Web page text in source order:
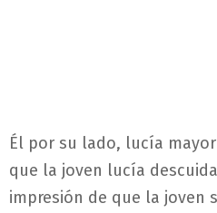
Él por su lado, lucía
que la joven lucía
impresión de que la joven